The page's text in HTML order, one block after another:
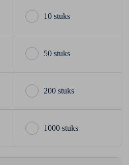
10 stuks
50 stuks
200 stuks
1000 stuks